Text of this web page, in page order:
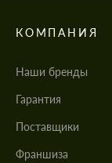
КОМПАНИЯ
Наши бренды
Гарантия
Поставщики
Франшиза